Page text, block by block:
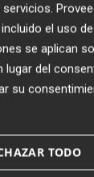
el uso
se aplican
del
su
TODO